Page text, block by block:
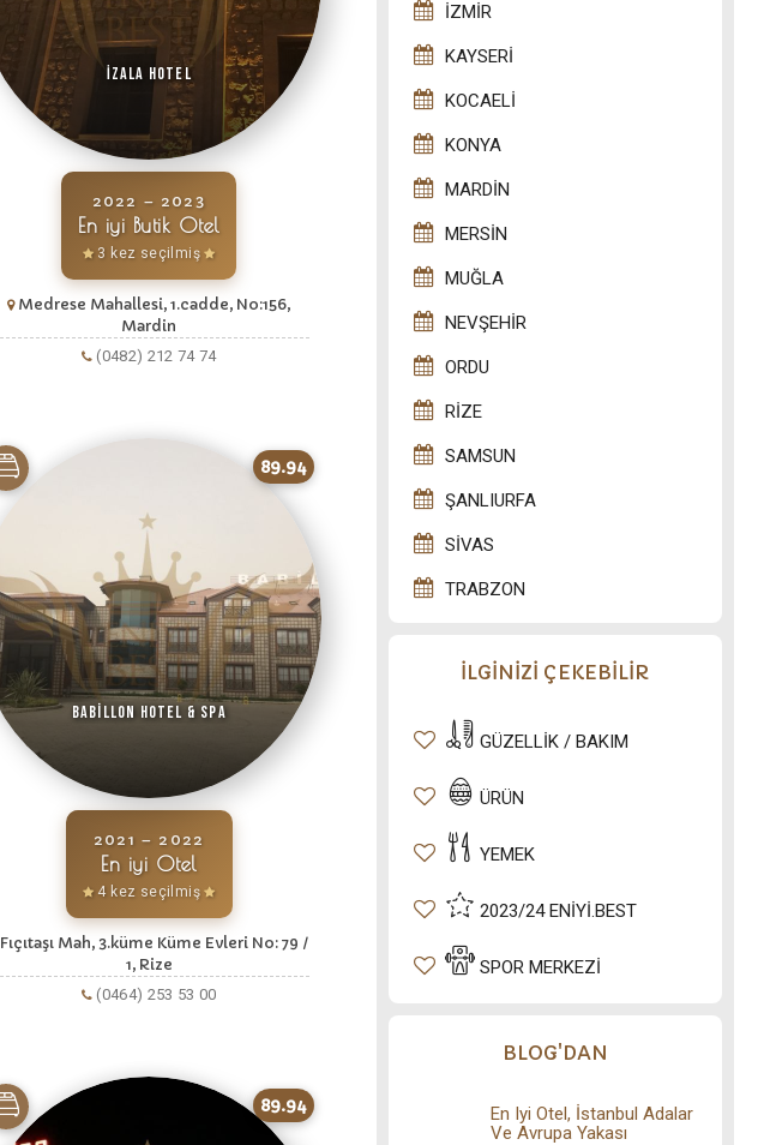
İzala Hotel
2022 – 2023
En iyi Butik Otel
3 kez seçilmiş
Medrese Mahallesi, 1.cadde, No:156,
Mardin
(0482) 212 74 74
89.94
Babillon Hotel & Spa
2021 – 2022
En iyi Otel
4 kez seçilmiş
Fıçıtaşı Mah, 3.küme Küme Evleri No: 79 /
1, Rize
(0464) 253 53 00
89.94
İZMIR
KAYSERI
KOCAELI
KONYA
MARDIN
MERSIN
MUĞLA
NEVŞEHIR
ORDU
RIZE
SAMSUN
ŞANLIURFA
SIVAS
TRABZON
İLGİNİZİ ÇEKEBİLİR
GÜZELLIK / BAKIM
ÜRÜN
YEMEK
2023/24 ENIYI.BEST
SPOR MERKEZI
BLOG'DAN
En Iyi Otel, İstanbul Adalar
Ve Avrupa Yakası